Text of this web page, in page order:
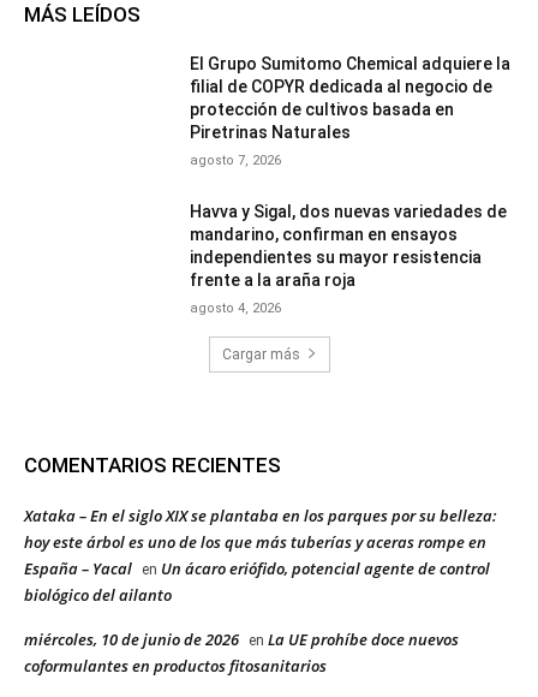
MÁS LEÍDOS
El Grupo Sumitomo Chemical adquiere la
filial de COPYR dedicada al negocio de
protección de cultivos basada en
Piretrinas Naturales
agosto 7, 2026
Havva y Sigal, dos nuevas variedades de
mandarino, confirman en ensayos
independientes su mayor resistencia
frente a la araña roja
agosto 4, 2026
Cargar más
COMENTARIOS RECIENTES
Xataka – En el siglo XIX se plantaba en los parques por su belleza:
hoy este árbol es uno de los que más tuberías y aceras rompe en
España – Yacal
en Un ácaro eriófido, potencial agente de control
biológico del ailanto
miércoles, 10 de junio de 2026 en La UE prohíbe doce nuevos
coformulantes en productos fitosanitarios